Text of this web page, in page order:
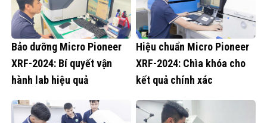
Bảo dưỡng Micro Pioneer
XRF-2024: Bí quyết vận
hành lab hiệu quả
Hiệu chuẩn Micro Pioneer
XRF-2024: Chìa khóa cho
kết quả chính xác